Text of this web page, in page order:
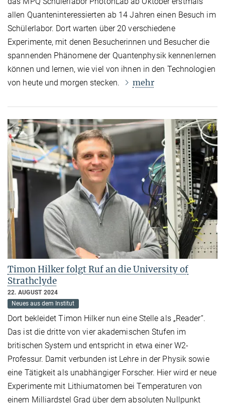
allen Quanteninteressierten ab 14 Jahren einen Besuch im
Schülerlabor. Dort warten über 20 verschiedene
Experimente, mit denen Besucherinnen und Besucher die
spannenden Phänomene der Quantenphysik kennenlernen
können und lernen, wie viel von ihnen in den Technologien
von heute und morgen stecken.
mehr
Timon Hilker folgt Ruf an die University of
Strathclyde
22. AUGUST 2024
Neues aus dem Institut
Dort bekleidet Timon Hilker nun eine Stelle als „Reader“.
Das ist die dritte von vier akademischen Stufen im
britischen System und entspricht in etwa einer W2-
Professur. Damit verbunden ist Lehre in der Physik sowie
eine Tätigkeit als unabhängiger Forscher. Hier wird er neue
Experimente mit Lithiumatomen bei Temperaturen von
einem Milliardstel Grad über dem absoluten Nullpunkt